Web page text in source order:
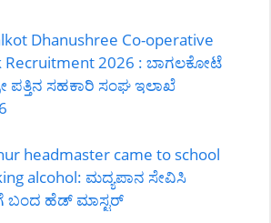
Dhanushree Co-operative
Recruitment 2026 : ಬಾಗಲಕೋಟೆ
ಪತ್ತಿನ ಸಹಕಾರಿ ಸಂಘ ಇಲಾಖೆ
headmaster came to school
alcohol: ಮದ್ಯಪಾನ ಸೇವಿಸಿ
ಬಂದ ಹೆಡ್ ಮಾಸ್ಟರ್